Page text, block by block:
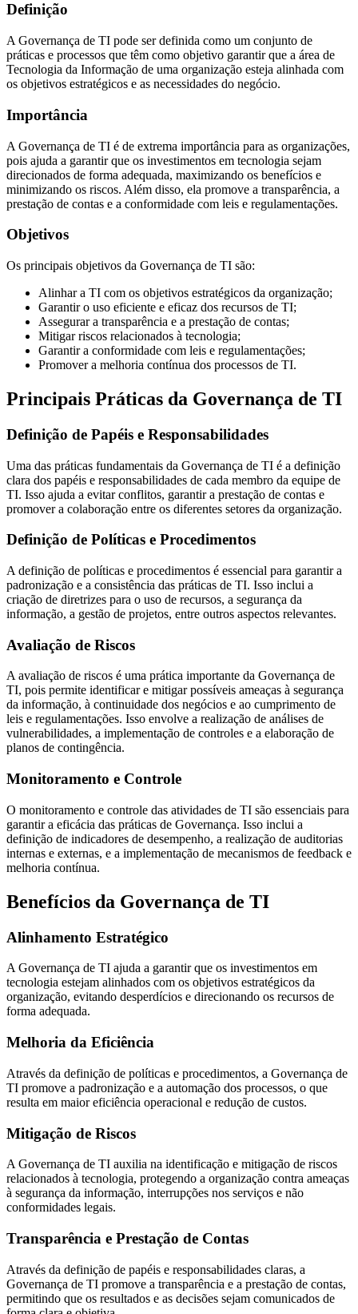
Definição
A Governança de TI pode ser definida como um conjunto de
práticas e processos que têm como objetivo garantir que a área de
Tecnologia da Informação de uma organização esteja alinhada com
os objetivos estratégicos e as necessidades do negócio.
Importância
A Governança de TI é de extrema importância para as organizações,
pois ajuda a garantir que os investimentos em tecnologia sejam
direcionados de forma adequada, maximizando os benefícios e
minimizando os riscos. Além disso, ela promove a transparência, a
prestação de contas e a conformidade com leis e regulamentações.
Objetivos
Os principais objetivos da Governança de TI são:
Alinhar a TI com os objetivos estratégicos da organização;
Garantir o uso eficiente e eficaz dos recursos de TI;
Assegurar a transparência e a prestação de contas;
Mitigar riscos relacionados à tecnologia;
Garantir a conformidade com leis e regulamentações;
Promover a melhoria contínua dos processos de TI.
Principais Práticas da Governança de TI
Definição de Papéis e Responsabilidades
Uma das práticas fundamentais da Governança de TI é a definição
clara dos papéis e responsabilidades de cada membro da equipe de
TI. Isso ajuda a evitar conflitos, garantir a prestação de contas e
promover a colaboração entre os diferentes setores da organização.
Definição de Políticas e Procedimentos
A definição de políticas e procedimentos é essencial para garantir a
padronização e a consistência das práticas de TI. Isso inclui a
criação de diretrizes para o uso de recursos, a segurança da
informação, a gestão de projetos, entre outros aspectos relevantes.
Avaliação de Riscos
A avaliação de riscos é uma prática importante da Governança de
TI, pois permite identificar e mitigar possíveis ameaças à segurança
da informação, à continuidade dos negócios e ao cumprimento de
leis e regulamentações. Isso envolve a realização de análises de
vulnerabilidades, a implementação de controles e a elaboração de
planos de contingência.
Monitoramento e Controle
O monitoramento e controle das atividades de TI são essenciais para
garantir a eficácia das práticas de Governança. Isso inclui a
definição de indicadores de desempenho, a realização de auditorias
internas e externas, e a implementação de mecanismos de feedback e
melhoria contínua.
Benefícios da Governança de TI
Alinhamento Estratégico
A Governança de TI ajuda a garantir que os investimentos em
tecnologia estejam alinhados com os objetivos estratégicos da
organização, evitando desperdícios e direcionando os recursos de
forma adequada.
Melhoria da Eficiência
Através da definição de políticas e procedimentos, a Governança de
TI promove a padronização e a automação dos processos, o que
resulta em maior eficiência operacional e redução de custos.
Mitigação de Riscos
A Governança de TI auxilia na identificação e mitigação de riscos
relacionados à tecnologia, protegendo a organização contra ameaças
à segurança da informação, interrupções nos serviços e não
conformidades legais.
Transparência e Prestação de Contas
Através da definição de papéis e responsabilidades claras, a
Governança de TI promove a transparência e a prestação de contas,
permitindo que os resultados e as decisões sejam comunicados de